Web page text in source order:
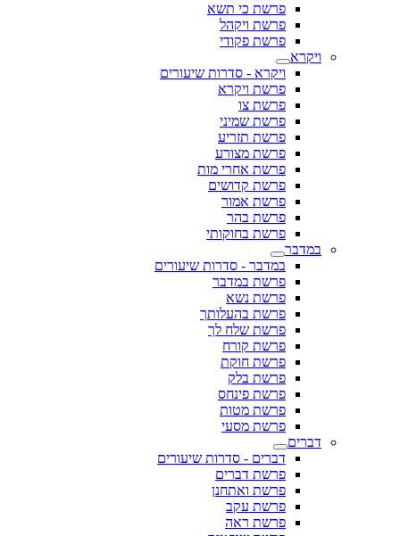
פרשת כי תשא
פרשת ויקהל
פרשת פקודי
ויקרא
ויקרא - סדרות שיעורים
פרשת ויקרא
פרשת צו
פרשת שמיני
פרשת תזריע
פרשת מצורע
פרשת אחרי מות
פרשת קדושים
פרשת אמור
פרשת בהר
פרשת בחוקותי
במדבר
במדבר - סדרות שיעורים
פרשת במדבר
פרשת נשא
פרשת בהעלותך
פרשת שלח לך
פרשת קורח
פרשת חוקת
פרשת בלק
פרשת פינחס
פרשת מטות
פרשת מסעי
דברים
דברים - סדרות שיעורים
פרשת דברים
פרשת ואתחנן
פרשת עקב
פרשת ראה